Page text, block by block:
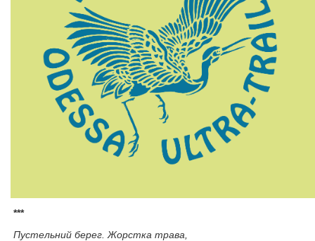
***
Пустельний берег. Жорстка трава,